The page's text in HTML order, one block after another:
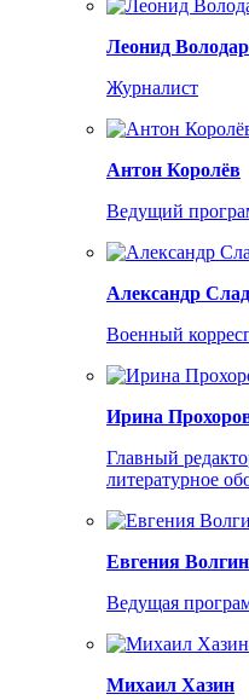
Леонид
Журналист
Антон Королёв
Ведущий
Александр
Военный
Ирина
Главный
литературное
Евгения
Ведущая
Михаил Хазин